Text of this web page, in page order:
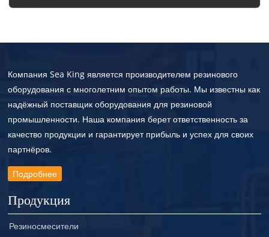
Компания Sea King является производителем резинового
оборудования с многолетним опытом работы. Мы известны как
надёжный поставщик оборудования для резиновой
промышленности. Наша компания берет ответственность за
качество продукции и гарантирует прибыль и успех для своих
партнёров.
Подробнее
Продукция
Резиносмесители